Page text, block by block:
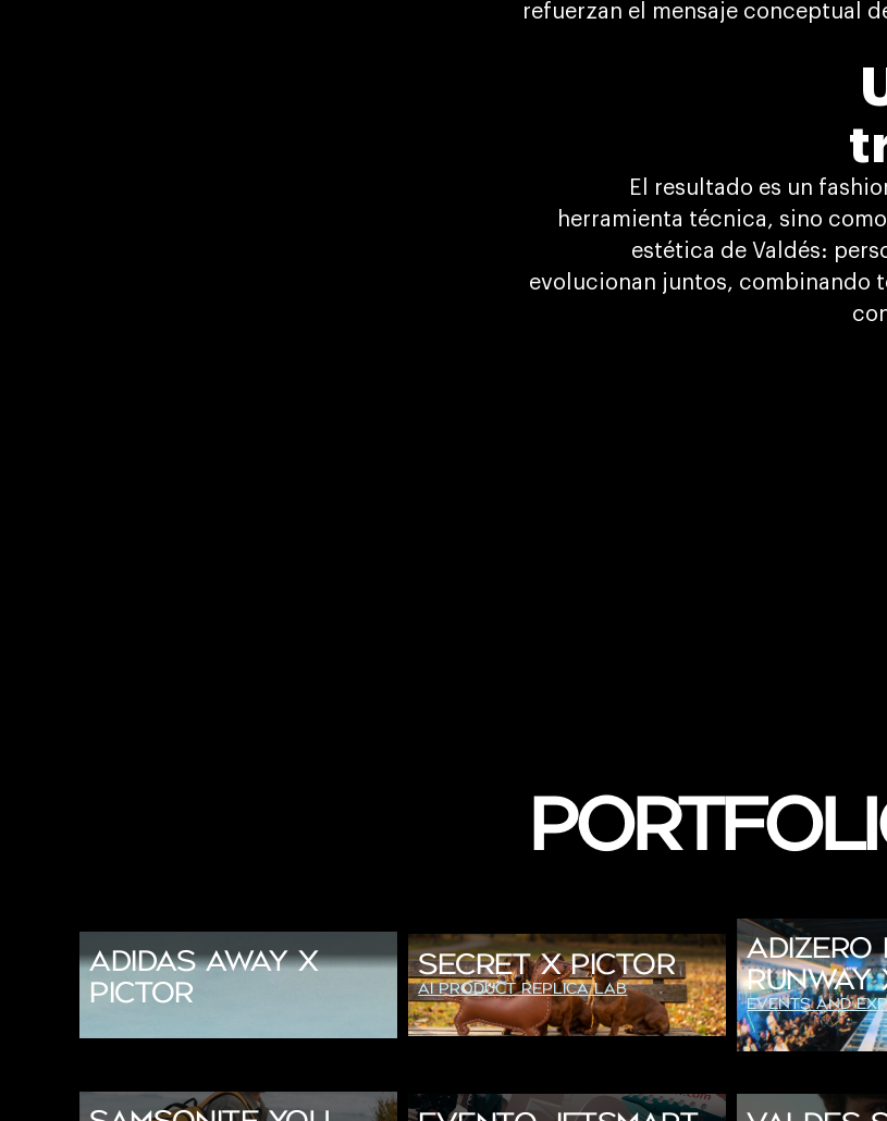
refuerzan el mensaje conceptual
El resultado es un
herramienta técnica, sino
estética de Valdés:
evolucionan juntos, combinando
adidas Away x
Pictor
SECRET X PICTOR
AI Product Replica Lab
ADIZERO
RUNWAY
Events and